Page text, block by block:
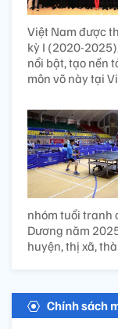
Việt Nam được
kỳ I (2020-
nổi bật, tạo nền
môn võ này tại
nhóm tuổi tranh
Dương năm
huyện, thị xã,
Chính sách